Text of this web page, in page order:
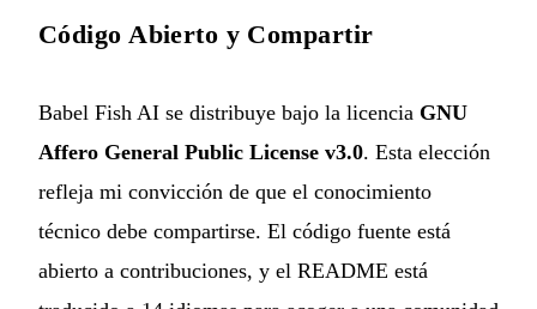
Código Abierto y Compartir
Babel Fish AI se distribuye bajo la licencia GNU
Affero General Public License v3.0. Esta elección
refleja mi convicción de que el conocimiento
técnico debe compartirse. El código fuente está
abierto a contribuciones, y el README está